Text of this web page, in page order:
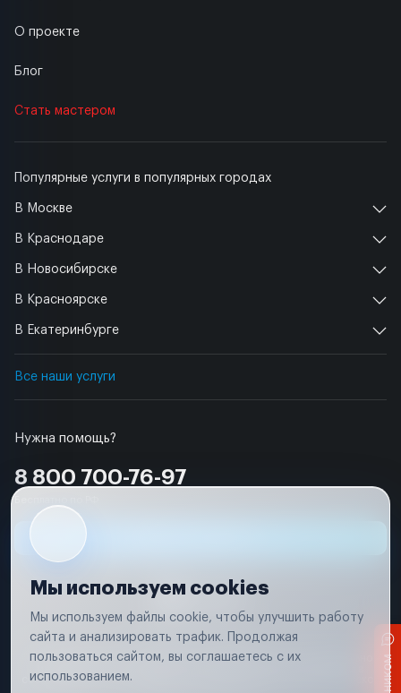
Нужна помощь?
8 800 700-76-97
Популярные услуги в популярных городах
В Москве
В Краснодаре
В Новосибирске
В Красноярске
В Екатеринбурге
Все наши услуги
О проекте
Блог
Стать мастером
Условия использования
Вся информация, представленная на сайте, носит исключительно
соответствии с положениями статьи 437 (п. 2) Гражданского кодекса
Мы используем cookies
Мы используем файлы cookie, чтобы улучшить работу
сайта и анализировать трафик. Продолжая
пользоваться сайтом, вы соглашаетесь с их
использованием.